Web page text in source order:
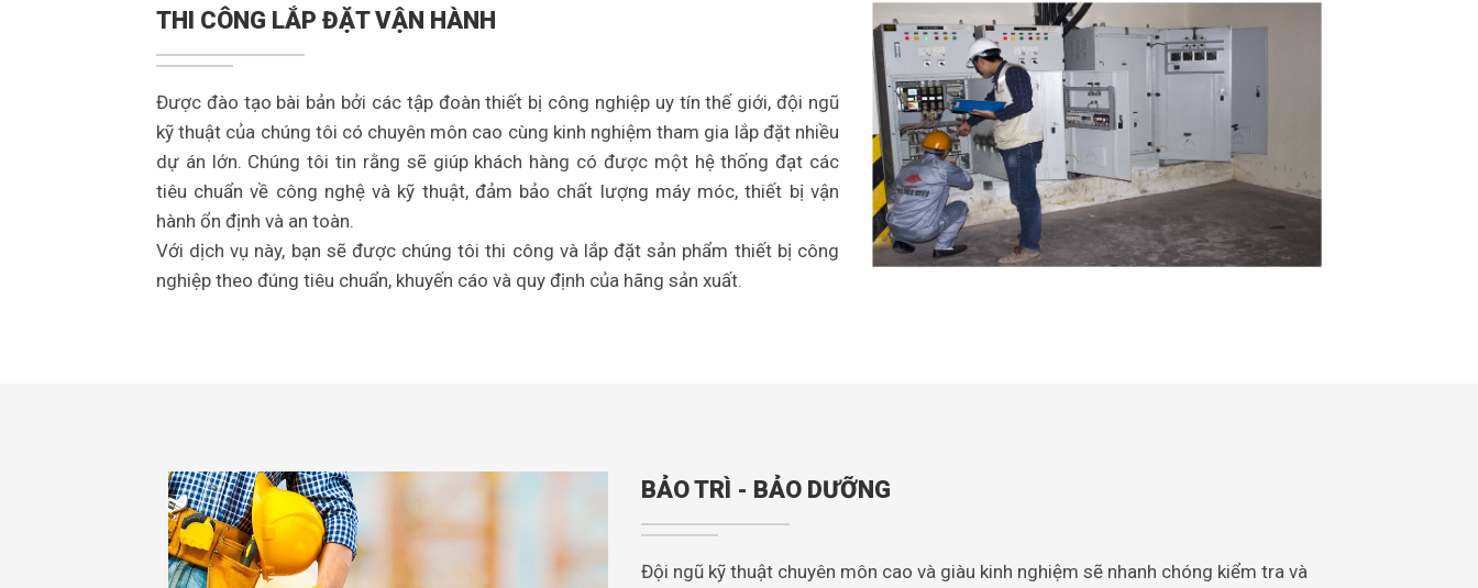
THI CÔNG LẮP ĐẶT VẬN HÀNH
Được đào tạo bài bản bởi các tập đoàn thiết bị công nghiệp uy tín thế giới, đội ngũ
kỹ thuật của chúng tôi có chuyên môn cao cùng kinh nghiệm tham gia lắp đặt nhiều
dự án lớn. Chúng tôi tin rằng sẽ giúp khách hàng có được một hệ thống đạt các
tiêu chuẩn về công nghệ và kỹ thuật, đảm bảo chất lượng máy móc, thiết bị vận
hành ổn định và an toàn.
Với dịch vụ này, bạn sẽ được chúng tôi thi công và lắp đặt sản phẩm thiết bị công
nghiệp theo đúng tiêu chuẩn, khuyến cáo và quy định của hãng sản xuất.
BẢO TRÌ - BẢO DƯỠNG
Đội ngũ kỹ thuật chuyên môn cao và giàu kinh nghiệm sẽ nhanh chóng kiểm tra và